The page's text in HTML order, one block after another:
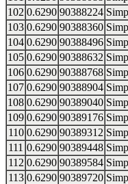
102 0.6290 90388224
103 0.6290 90388360
104 0.6290 90388496
105 0.6290 90388632
106 0.6290 90388768
107 0.6290 90388904
108 0.6290 90389040
109 0.6290 90389176
110 0.6290 90389312
111 0.6290 90389448
112 0.6290 90389584
113 0.6290 90389720